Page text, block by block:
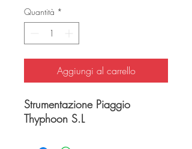
Quantità *
Aggiungi al carrello
Strumentazione Piaggio
Thyphoon S.L